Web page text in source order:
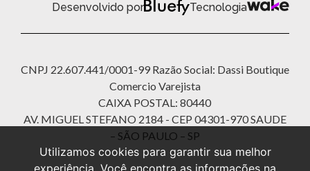
Desenvolvido por Tecnologia
CNPJ 22.607.441/0001-99 Razão Social: Dassi Boutique
Comercio Varejista
CAIXA POSTAL: 80440
AV. MIGUEL STEFANO 2184 - CEP 04301-970 SAUDE
– SÃO PAULO – SP
Utilizamos cookies para garantir sua melhor
experiência. Você encontra as informações na